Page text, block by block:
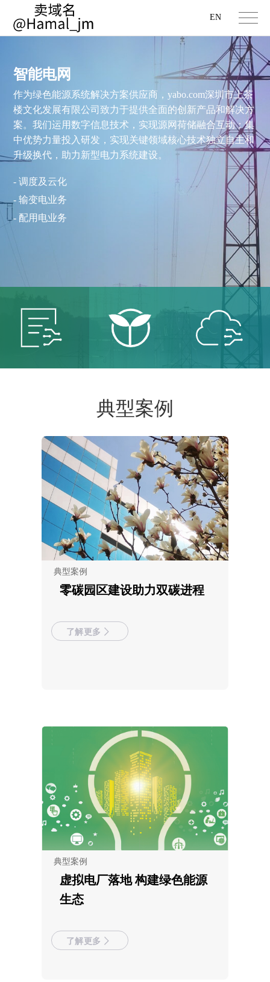
EN
智能电网
作为绿色能源系统解决方案供应商，yabo.com深圳市上茶
楼文化发展有限公司致力于提供全面的创新产品和解决方
案。我们运用数字信息技术，实现源网荷储融合互动；集
中优势力量投入研发，实现关键领域核心技术独立自主和
升级换代，助力新型电力系统建设。
- 调度及云化
- 输变电业务
- 配用电业务
服务智
能电网
共创低
碳未来
智慧
保卫青
山绿水
共建美
丽中国
建设智
慧城市
共享智
能生活
典型案例
典型案例
零碳园区建设助力双碳进程
了解更多
典型案例
虚拟电厂落地 构建绿色能源
生态
了解更多